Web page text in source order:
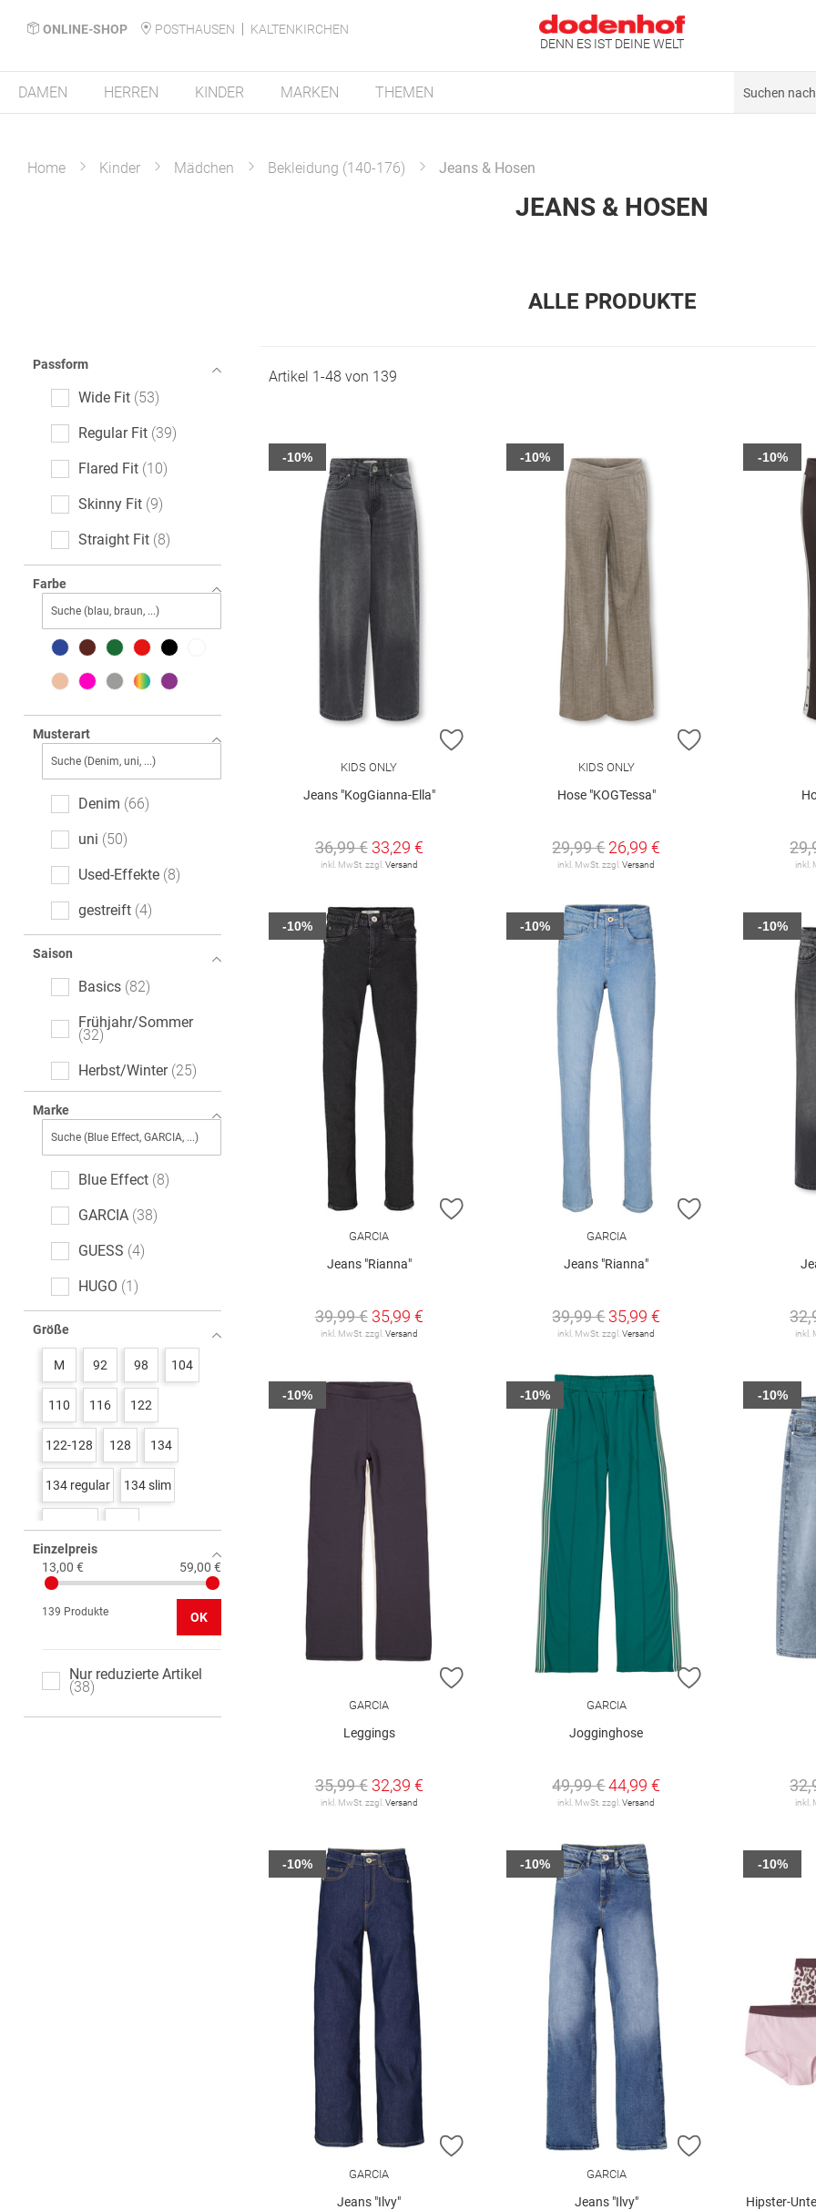
ONLINE-SHOP POSTHAUSEN
KALTENKIRCHEN
DENN ES IST DEINE WELT
DAMEN HERREN KINDER MARKEN THEMEN
Home Kinder Mädchen Bekleidung (140-176) Jeans & Hosen
JEANS & HOSEN
ALLE PRODUKTE
Passform
Wide Fit 53
Regular Fit 39
Flared Fit 10
Skinny Fit 9
Straight Fit 8
Slim Fit 5
Relaxed Fit 4
Baggy Fit 2
barrelFit 2
Farbe
Musterart
Denim 66
uni 50
Used-Effekte 8
gestreift 4
floral 2
leopard 2
All-Over-Print (AOP)
Logoprint 1
Motivprint 1
Saison
Basics 82
Frühjahr/Sommer
32
Herbst/Winter 25
Marke
Blue Effect 8
GARCIA 38
GUESS 4
HUGO 1
STACCATO
TOM TAILOR
Tommy Hilfiger
VERO MODA Girl
name it 12
s. Oliver 16
Größe
M 92 98 104
110 116 122
122-128 128 134
134 regular 134 slim
140 regular
146 146 regluar
146/152
Einzelpreis
13,00 €
59,00 €
139 Produkte OK
Nur reduzierte Artikel
38
Artikel 1-48 von 139
ZUR WUNSCHLISTE HINZUFÜGEN
KIDS ONLY
Jeans "KogGianna-Ella"
36,99 € 33,29 €
inkl. MwSt. zzgl. Versand
-10%
ZUR
KIDS ONLY
Hose "KOGTessa"
29,99 € 26,99 €
inkl. MwSt. zzgl.Versand
-10%
inkl.
-10%
ZUR WUNSCHLISTE HINZUFÜGEN
GARCIA
Jeans "Rianna"
39,99 € 35,99 €
inkl. MwSt. zzgl. Versand
-10%
ZUR
GARCIA
Jeans "Rianna"
39,99 € 35,99 €
inkl. MwSt. zzgl.Versand
-10%
inkl.
-10%
ZUR WUNSCHLISTE HINZUFÜGEN
GARCIA
Leggings
35,99 € 32,39 €
inkl. MwSt. zzgl. Versand
-10%
ZUR
GARCIA
Jogginghose
49,99 €44,99 €
inkl. MwSt. zzgl.Versand
-10%
inkl.
-10%
ZUR WUNSCHLISTE HINZUFÜGEN
GARCIA
Jeans "Ilvy"
-10%
ZUR
GARCIA
Jeans "Ilvy"
-10%
Hipster-
-10%